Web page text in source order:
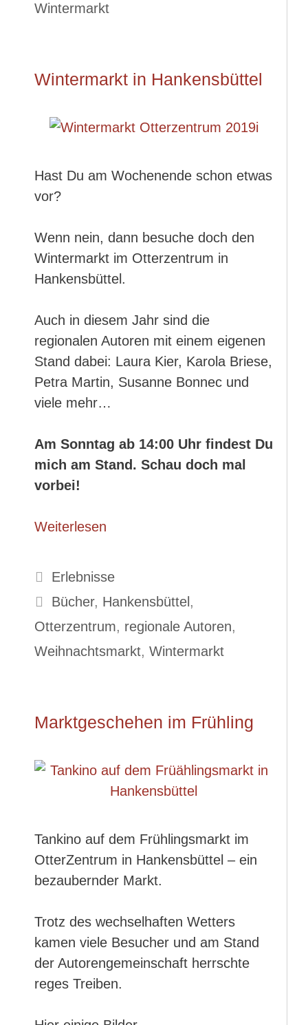
Wintermarkt
Wintermarkt in Hankensbüttel
Hast Du am Wochenende schon etwas
vor?
Wenn nein, dann besuche doch den
Wintermarkt im Otterzentrum in
Hankensbüttel.
Auch in diesem Jahr sind die
regionalen Autoren mit einem eigenen
Stand dabei: Laura Kier, Karola Briese,
Petra Martin, Susanne Bonnec und
viele mehr…
Am Sonntag ab 14:00 Uhr findest Du
mich am Stand. Schau doch mal
vorbei!
Weiterlesen
Kategorien
Erlebnisse
Schlagwörter
Bücher, Hankensbüttel ,
Otterzentrum, regionale Autoren,
Weihnachtsmarkt, Wintermarkt
Marktgeschehen im Frühling
Tankino auf dem Frühlingsmarkt im
OtterZentrum in Hankensbüttel – ein
bezaubernder Markt.
Trotz des wechselhaften Wetters
kamen viele Besucher und am Stand
der Autorengemeinschaft herrschte
reges Treiben.